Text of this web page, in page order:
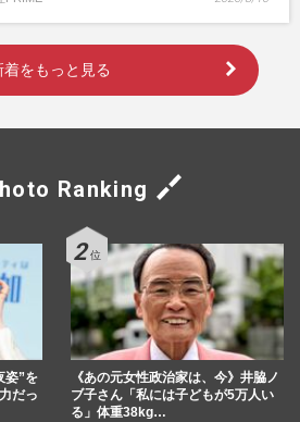
着をもっと見る
Ranking
姿”を
だっ
《あの元女性政治家は、今》井脇ノ
ブ子さん「私には子どもが5万人い
る」体重38kg…